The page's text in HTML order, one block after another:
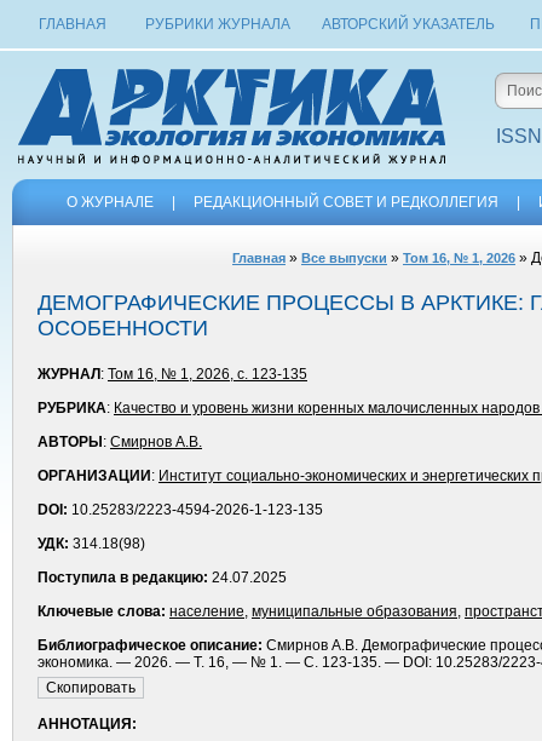
ГЛАВНАЯ РУБРИКИ ЖУРНАЛА АВТОРСКИЙ УКАЗАТЕЛЬ
О ЖУРНАЛЕ РЕДАКЦИОННЫЙ СОВЕТ И РЕДКОЛЛЕГИЯ
Главная » Все выпуски » Том 16, № 1, 2026 »
ДЕМОГРАФИЧЕСКИЕ ПРОЦЕССЫ В АРК­ТИКЕ:
ОСОБЕННОСТИ
ЖУРНАЛ : Том 16, № 1, 2026, с. 123-135
РУБРИКА: Качество и уровень жизни коренных малочисленных
АВТОРЫ : Смирнов А.В.
ОРГАНИЗАЦИИ : Институт социально-экономических и
DOI: 10.25283/2223-4594-2026-1-123-135
УДК: 314.18(98)
Поступила в редакцию: 24.07.2025
Ключевые слова: население, муниципальные образования,
Библиографическое описание: Смирнов А.В. Демографические
экономика. — 2026. — Т. 16, — № 1. — С. 123-135. — DOI: 10.25283/2223-
АННОТАЦИЯ: